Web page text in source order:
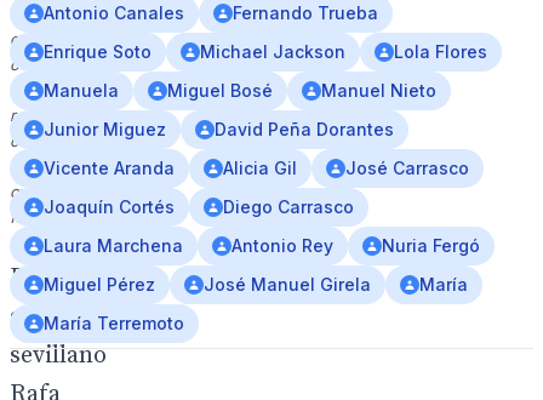
una
celebración
o
evento
relacionado
con
la
cultura
flamenco.
El
guitarrista
sevillano
Antonio Canales
Fernando Trueba
Enrique Soto
Michael Jackson
Lola Flores
Manuela
Miguel Bosé
Manuel Nieto
Junior Miguez
David Peña Dorantes
Vicente Aranda
Alicia Gil
José Carrasco
Joaquín Cortés
Diego Carrasco
Laura Marchena
Antonio Rey
Nuria Fergó
Miguel Pérez
José Manuel Girela
María
María Terremoto